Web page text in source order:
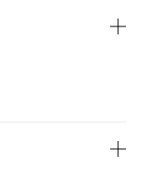
до групи «в